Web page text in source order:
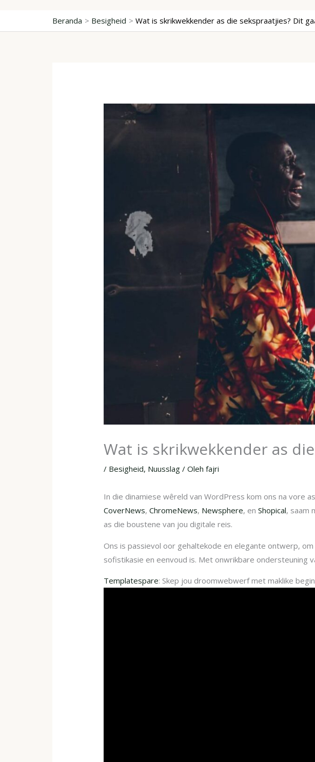
konten
Beranda Besigheid Wat is skrikwekkender as die sekspraatjies? Dit
Wat is skrikwekkender as
/ Besigheid, Nuusslag / Olehfajri
In die dinamiese wêreld van WordPress kom ons na vore
CoverNews,ChromeNews, Newsphere, enShopical, saam
as die boustene van jou digitale reis.
Ons is passievol oor gehaltekode en elegante ontwerp,
sofistikasie en eenvoud is. Met onwrikbare ondersteuning
Templatespare: Skep jou droomwebwerf met maklike